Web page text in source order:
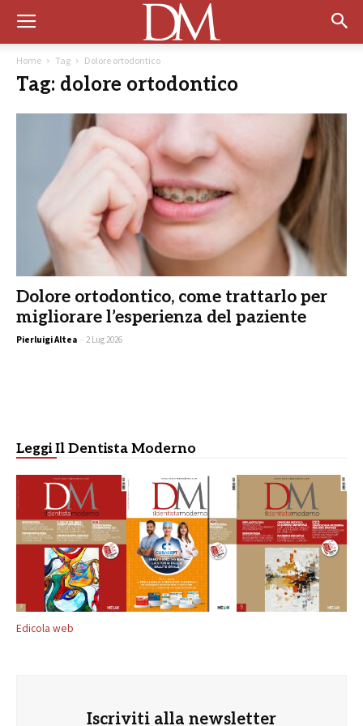
Home Tag Dolore ortodontico
Tag: dolore ortodontico
Dolore ortodontico, come trattarlo per
migliorare l’esperienza del paziente
Pierluigi Altea - 2 Lug 2026
Leggi Il Dentista Moderno
Edicola web
Iscriviti alla newsletter